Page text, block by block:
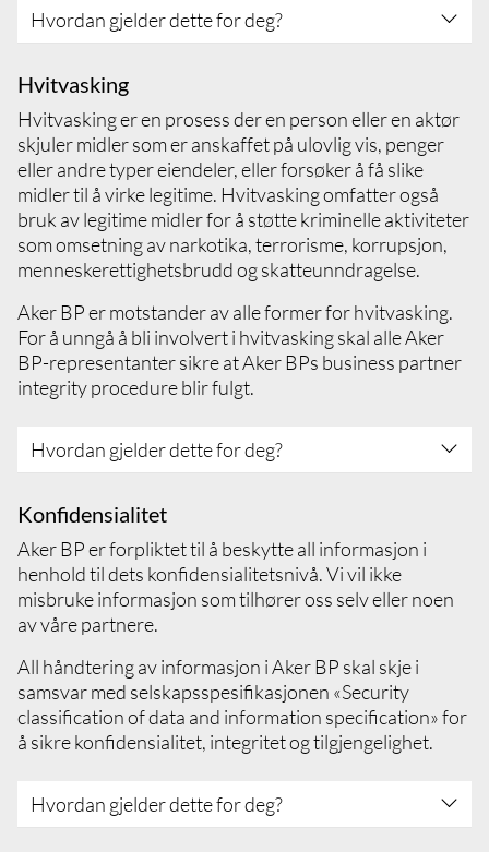
Hvordan gjelder dette for deg?
Sett deg inn i og forstå reglene for gaver og
bevertning slik de står beskrevet i
antikorrupsjonsprosedyren
Du må aldri ta imot eller tilby gaver eller
bevertning dersom det kan oppfattes å
påvirke utfallet av en beslutning.
Aldri be om gaver eller bevertning fra
forretningsrelasjoner eller tredjeparter som
ønsker å gjøre forretninger med Aker BP
Rådfør deg med din leder før du mottar eller
tilbyr bevertning for å sikre at det er åpent og
transparent, og i tråd med reglene som er
beskrevet i retningslinjene og gjeldende
rimelighet når det gjelder å tilby eller motta
Sørg for at alle gaver og bevertning som
bevertningsregisteret
Dersom du er i tvil, skal du alltid rådføre deg
med din leder, eller med compliance-
avdelingen
Hvitvasking
Hvitvasking er en prosess der en person eller en aktør
skjuler midler som er anskaffet på ulovlig vis, penger
eller andre typer eiendeler, eller forsøker å få slike
midler til å virke legitime. Hvitvasking omfatter også
bruk av legitime midler for å støtte kriminelle aktiviteter
som omsetning av narkotika, terrorisme, korrupsjon,
menneskerettighetsbrudd og skatteunndragelse.
Aker BP er motstander av alle former for hvitvasking.
For å unngå å bli involvert i hvitvasking skal alle Aker
BP-representanter sikre at Aker BPs business partner
integrity procedure blir fulgt.
Hvordan gjelder dette for deg?
Sett deg inn i og forstå Aker BPs business
partner integrity procedure
Vær oppmerksom på forespørsler om å
betale kontant eller andre uvanlige
bankaktiviteter
Rapporter mistenkelige transaksjoner eller
hendelser knyttet til hvitvasking til juridisk
eller compliance-avdelingen
Konfidensialitet
Aker BP er forpliktet til å beskytte all informasjon i
henhold til dets konfidensialitetsnivå. Vi vil ikke
misbruke informasjon som tilhører oss selv eller noen
av våre partnere.
All håndtering av informasjon i Aker BP skal skje i
samsvar med selskapsspesifikasjonen «Security
classification of data and information specification» for
å sikre konfidensialitet, integritet og tilgjengelighet.
Hvordan gjelder dette for deg?